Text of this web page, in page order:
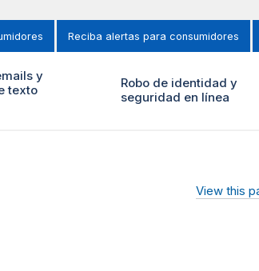
Reciba alertas para consumidores
y
texto
Robo de identidad y
seguridad en línea
View this